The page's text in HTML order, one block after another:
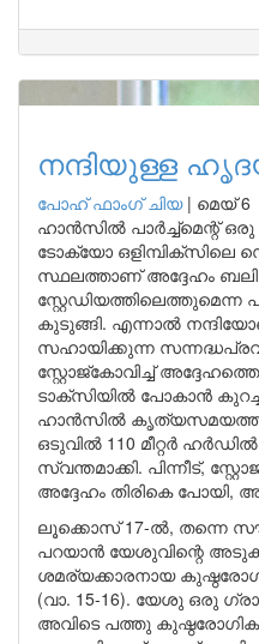
നന്ദിയുള്ള
പോഹ് ഫാംഗ് ചിയ| മെയ് 6
ഹാൻസിൽ പാർച്ച്‌മെന്റ് ഒരു
ടോക്യോ ഒളിമ്പിക്‌സിലെ
സ്ഥലത്താണ് അദ്ദേഹം
സ്റ്റേഡിയത്തിലെത്തുമെന്ന
കുടുങ്ങി. എന്നാൽ
സഹായിക്കുന്ന
സ്റ്റോജ്‌കോവിച്ച്
ടാക്‌സിയിൽ പോകാൻ
ഹാൻസിൽ കൃത്യസമയത്ത്
ഒടുവിൽ 110 മീറ്റർ
സ്വന്തമാക്കി. പിന്നീട്,
അദ്ദേഹം തിരികെ
ലൂക്കൊസ് 17-ൽ, തന്നെ
പറയാൻ യേശുവിന്റെ
ശമര്യക്കാരനായ
(വാ. 15-16). യേശു ഒരു
അവിടെ പത്തു